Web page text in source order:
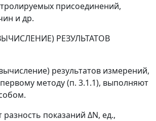
присоединений,
и др.
РЕЗУЛЬТАТОВ
результатов измерений,
методу (п. 3.1.1), выполняют
показаний ΔN, ед.,